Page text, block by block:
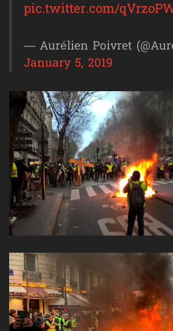
pic.twitter.com/
— Aurélien Poivret
January 5, 2019